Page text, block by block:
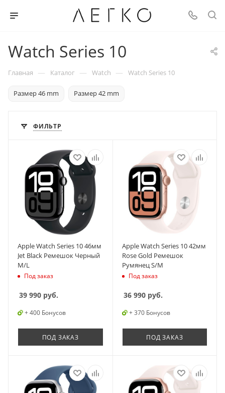
Watch Series 10
Главная — Каталог — Watch — Watch Series 10
Размер 46 mm Размер 42 mm
ФИЛЬТР
Apple Watch Series 10 46мм
Jet Black Ремешок Черный
M/L
Под заказ
39 990 руб.
+ 400 Бонусов
ПОД ЗАКАЗ
Apple Watch Series 10 42мм
Rose Gold Ремешок
Румянец S/M
Под заказ
36 990руб.
+ 370 Бонусов
ПОД ЗАКАЗ